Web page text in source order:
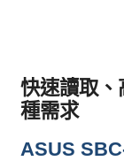
快速讀取、
種需求
ASUS